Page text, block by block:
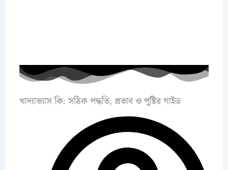
খাদ্যাভ্যাস কি: সঠিক পদ্ধতি, প্রভাব ও পুষ্টির গাইড